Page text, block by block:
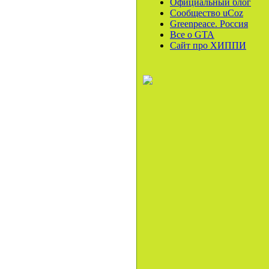
Официальный блог
Сообщество uCoz
Greenpeace. Россия
Все o GTA
Сайт про ХИППИ